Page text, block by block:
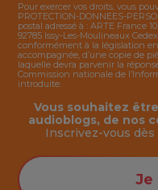
Pour exercer vos droits, vous
PROTECTION-DONNEES-
postal adressé à : ARTE France
92785 Issy-Les-Moulineaux
conformément à la législation
accompagnée, d’une copie de
laquelle devra parvenir la
Commission nationale de
introduite.
Vous souhaitez
audioblogs, de nos
Inscrivez-vous
Je